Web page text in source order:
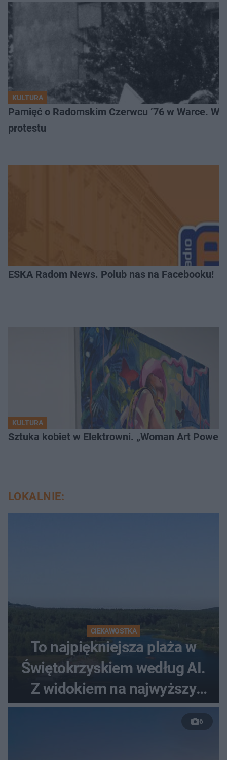
KULTURA
Pamięć o Radomskim Czerwcu ’76 w Warce.
protestu
ESKA Radom News. Polub nas na Facebooku!
KULTURA
Sztuka kobiet w Elektrowni. „Woman Art Power
LOKALNIE:
CIEKAWOSTKA
To najpiękniejsza plaża w
Świętokrzyskiem według AI.
Z widokiem na najwyższy
szczyt Gór Świętokrzyskich
6